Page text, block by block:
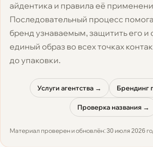
айдентика и правила её
Последовательный процесс
бренд узнаваемым, защитить его и
единый образ во всех точках
до упаковки.
Услуги агентства → Брендинг
Проверка названия →
Материал проверен и обновлён:30 июля 2026